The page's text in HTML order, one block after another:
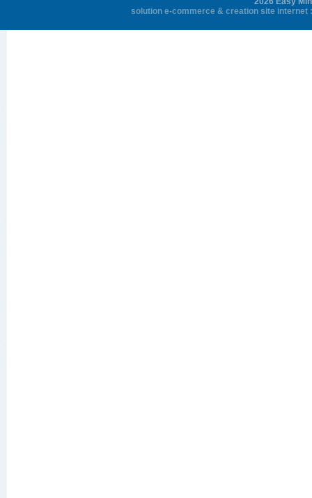
solution e-commerce & creation site internet